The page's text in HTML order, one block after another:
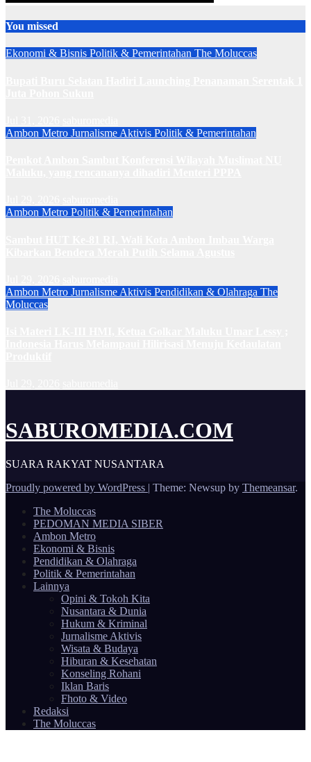
You missed
Ekonomi & Bisnis Politik & Pemerintahan The Moluccas
Ambon Metro Jurnalisme Aktivis Politik & Pemerintahan
Ambon Metro Politik & Pemerintahan
Ambon Metro Jurnalisme Aktivis Pendidikan & Olahraga The
Moluccas
SABUROMEDIA.COM
SUARA RAKYAT NUSANTARA
Proudly powered by WordPress | Theme: Newsup by Themeansar.
The Moluccas
PEDOMAN MEDIA SIBER
Ambon Metro
Ekonomi & Bisnis
Pendidikan & Olahraga
Politik & Pemerintahan
Lainnya
Opini & Tokoh Kita
Nusantara & Dunia
Hukum & Kriminal
Jurnalisme Aktivis
Wisata & Budaya
Hiburan & Kesehatan
Konseling Rohani
Iklan Baris
Fhoto & Video
Redaksi
The Moluccas